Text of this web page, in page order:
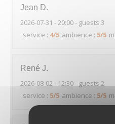
Jean D
2026-07-31 - 20:00 - guests 3
service : 4/5 ambience : 5/5
René J
2026-08-02 - 12:30 - guests 2
service : 5/5 ambience : 5/5